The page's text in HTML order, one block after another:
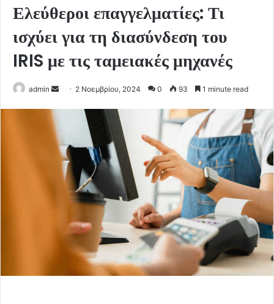
Ελεύθεροι επαγγελματίες: Τι
ισχύει για τη διασύνδεση του
IRIS με τις ταμειακές μηχανές
admin
Send 2 Νοεμβρίου, 2024 0 93 1 minute read